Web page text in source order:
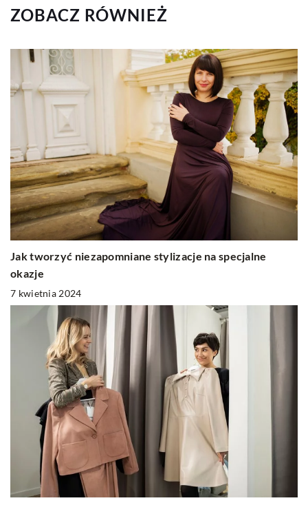
ZOBACZ RÓWNIEŻ
Jak tworzyć niezapomniane stylizacje na specjalne
okazje
7 kwietnia 2024